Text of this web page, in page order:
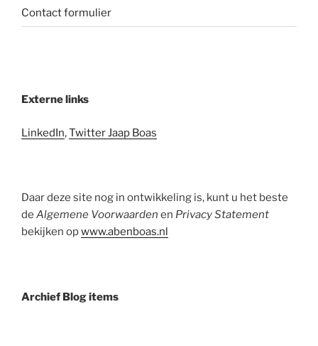
Contact formulier
Externe links
LinkedIn,Twitter Jaap Boas
Daar deze site nog in ontwikkeling is, kunt u het beste
de Algemene Voorwaarden en Privacy Statement
bekijken opwww.abenboas.nl
Archief Blog items